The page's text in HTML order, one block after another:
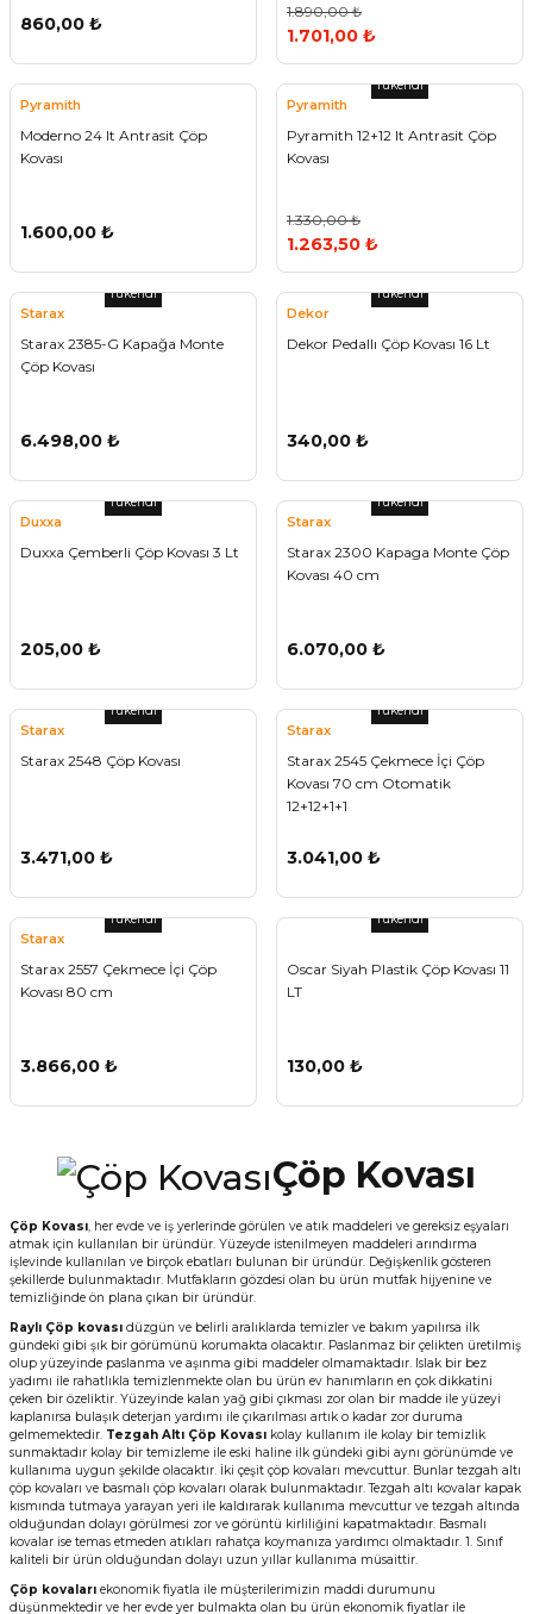
860,00 ₺
1.890,00 ₺
1.701,00 ₺
Pyramith
Moderno 24 lt Antrasit Çöp
Kovası
1.600,00 ₺
Tükendi
Pyramith
Pyramith 12+12 lt Antrasit Çöp
Kovası
1.330,00 ₺
1.263,50 ₺
Tükendi
Starax
Starax 2385-G Kapağa Monte
Çöp Kovası
6.498,00 ₺
Tükendi
Dekor
Dekor Pedallı Çöp Kovası 16 Lt
340,00 ₺
Tükendi
Duxxa
Duxxa Çemberli Çöp Kovası 3 Lt
205,00 ₺
Tükendi
Starax
Starax 2300 Kapaga Monte Çöp
Kovası 40 cm
6.070,00 ₺
Tükendi
Starax
Starax 2548 Çöp Kovası
3.471,00 ₺
Tükendi
Starax
Starax 2545 Çekmece İçi Çöp
Kovası 70 cm Otomatik
12+12+1+1
3.041,00 ₺
Tükendi
Starax
Starax 2557 Çekmece İçi Çöp
Kovası 80 cm
3.866,00 ₺
Tükendi
Oscar Siyah Plastik Çöp Kovası 11
LT
130,00 ₺
Çöp Kovası
Çöp Kovası, her evde ve iş yerlerinde görülen ve atık maddeleri ve gereksiz eşyaları
atmak için kullanılan bir üründür. Yüzeyde istenilmeyen maddeleri arındırma
işlevinde kullanılan ve birçok ebatları bulunan bir üründür. Değişkenlik gösteren
şekillerde bulunmaktadır. Mutfakların gözdesi olan bu ürün mutfak hijyenine ve
temizliğinde ön plana çıkan bir üründür.
Raylı Çöp kovası düzgün ve belirli aralıklarda temizler ve bakım yapılırsa ilk
gündeki gibi şık bir görümünü korumakta olacaktır. Paslanmaz bir çelikten üretilmiş
olup yüzeyinde paslanma ve aşınma gibi maddeler olmamaktadır. Islak bir bez
yadımı ile rahatlıkla temizlenmekte olan bu ürün ev hanımların en çok dikkatini
çeken bir özeliktir. Yüzeyinde kalan yağ gibi çıkması zor olan bir madde ile yüzeyi
kaplanırsa bulaşık deterjan yardımı ile çıkarılması artık o kadar zor duruma
gelmemektedir. Tezgah Altı Çöp Kovası kolay kullanım ile kolay bir temizlik
sunmaktadır kolay bir temizleme ile eski haline ilk gündeki gibi aynı görünümde ve
kullanıma uygun şekilde olacaktır. İki çeşit çöp kovaları mevcuttur. Bunlar tezgah altı
çöp kovaları ve basmalı çöp kovaları olarak bulunmaktadır. Tezgah altı kovalar kapak
kısmında tutmaya yarayan yeri ile kaldırarak kullanıma mevcuttur ve tezgah altında
olduğundan dolayı görülmesi zor ve görüntü kirliliğini kapatmaktadır. Basmalı
kovalar ise temas etmeden atıkları rahatça koymanıza yardımcı olmaktadır. 1. Sınıf
kaliteli bir ürün olduğundan dolayı uzun yıllar kullanıma müsaittir.
Çöp kovaları ekonomik fiyatla ile müşterilerimizin maddi durumunu
düşünmektedir ve her evde yer bulmakta olan bu ürün ekonomik fiyatlar ile